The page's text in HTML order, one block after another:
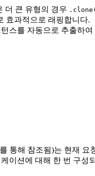
더 큰 유형의 경우
효과적으로 래핑합니다.
스를 자동으로 추출하
통해 참조됨)는 현재 요
이션에 대해 한 번 구성